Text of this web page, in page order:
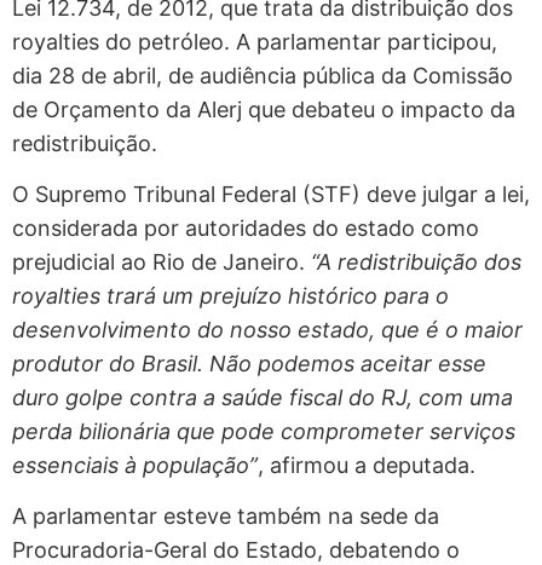
Lei 12.734, de 2012, que trata da distribuição dos
royalties do petróleo. A parlamentar participou,
dia 28 de abril, de audiência pública da Comissão
de Orçamento da Alerj que debateu o impacto da
redistribuição.
O Supremo Tribunal Federal (STF) deve julgar a lei,
considerada por autoridades do estado como
prejudicial ao Rio de Janeiro. “A redistribuição dos
royalties trará um prejuízo histórico para o
desenvolvimento do nosso estado, que é o maior
produtor do Brasil. Não podemos aceitar esse
duro golpe contra a saúde fiscal do RJ, com uma
perda bilionária que pode comprometer serviços
essenciais à população”, afirmou a deputada.
A parlamentar esteve também na sede da
Procuradoria-Geral do Estado, debatendo o